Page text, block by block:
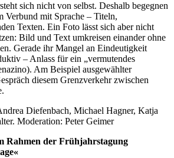
sich nicht von selbst. Deshalb begegnen
Verbund mit Sprache – Titeln,
Texten. Ein Foto lässt sich aber nicht
Bild und Text umkreisen einander ohne
Gerade ihr Mangel an Eindeutigkeit
– Anlass für ein „vermutendes
Am Beispiel ausgewählter
diesem Grenzverkehr zwischen
Diefenbach, Michael Hagner, Katja
Moderation: Peter Geimer
Rahmen der Frühjahrstagung